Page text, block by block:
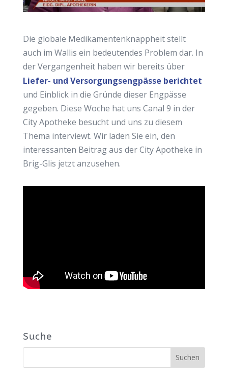
Die globale Medikamentenknappheit stellt
auch im Wallis ein bedeutendes Problem dar. In
der Vergangenheit haben wir bereits über
Liefer- und Versorgungsengpässe berichtet
und Einblick in die Gründe dieser Engpässe
gegeben. Diese Woche hat uns Canal 9 in der
City Apotheke besucht und uns zu diesem
Thema interviewt. Wir laden Sie ein, den
interessanten Beitrag aus der City Apotheke in
Brig-Glis jetzt anzusehen.
Suche